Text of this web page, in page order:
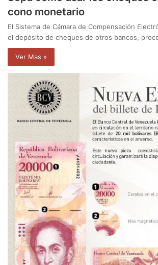
cono monetario
El Sistema de Cámara de Compensación
el depósito de cheques de otros bancos,
Ver Mas »